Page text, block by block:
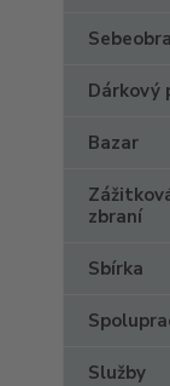
Dárkový
Bazar
zbraní
Sbírka
Služby